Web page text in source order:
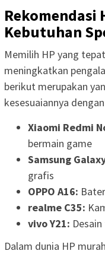
Rekomendasi
Kebutuhan
Memilih HP yang
meningkatkan
berikut merupakan
kesesuaiannya
Xiaomi Redmi
bermain game
Samsung
grafis
OPPO A16:
realme C35:
vivo Y21:
Dalam dunia HP